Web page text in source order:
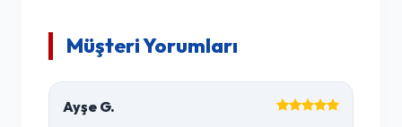
Müşteri Yorumları
Ayşe G.